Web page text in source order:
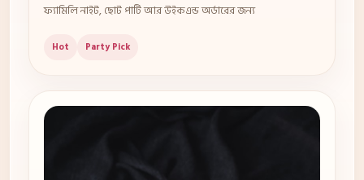
ফ্যামিলি নাইট, ছোট পার্টি আর উইকএন্ড অর্ডারের জন্য
Hot Party Pick